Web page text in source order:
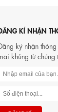
KÍ NHẬN
ký nhận
khủng từ chúng